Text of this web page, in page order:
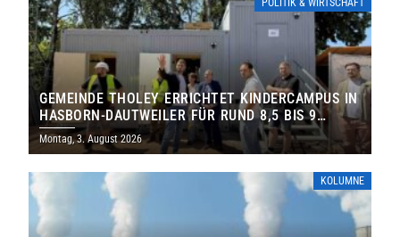
POLITIK & WIRTSCHAFT
GEMEINDE THOLEY ERRICHTET KINDERCAMPUS IN
HASBORN-DAUTWEILER FÜR RUND 8,5 BIS 9
MILLIONEN EURO
Montag, 3. August 2026
KOLUMNE